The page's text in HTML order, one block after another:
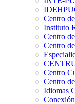
Centro
Instituto
Centro
Centro
Centro
Centro
Idiomas